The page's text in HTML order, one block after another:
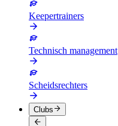
Keepertrainers
Technisch management
Scheidsrechters
Clubs